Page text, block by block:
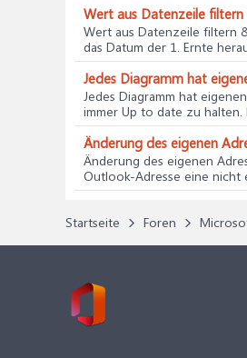
Wert aus Datenzeile
Wert aus Datenzeile filtern
das Datum der 1. Ernte
Jedes Diagramm hat
Jedes Diagramm hat
immer Up to date zu
Änderung des eigenen
Änderung des eigenen
Outlook-Adresse eine nicht
Startseite Foren